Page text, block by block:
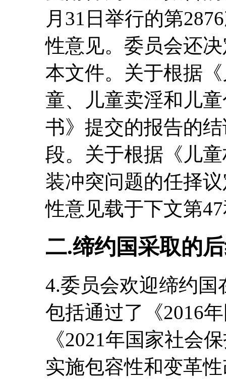
月31日举行的第
性意见。委员会还
本文件。关于根据
童、儿童卖淫和儿
书》提交的报告的
段。关于根据《儿
装冲突问题的任择
性意见载于下文第
二.缔约国采取的
4.委员会欢迎缔约
包括通过了《2016
《2021年国家社会
实施包容性和变革